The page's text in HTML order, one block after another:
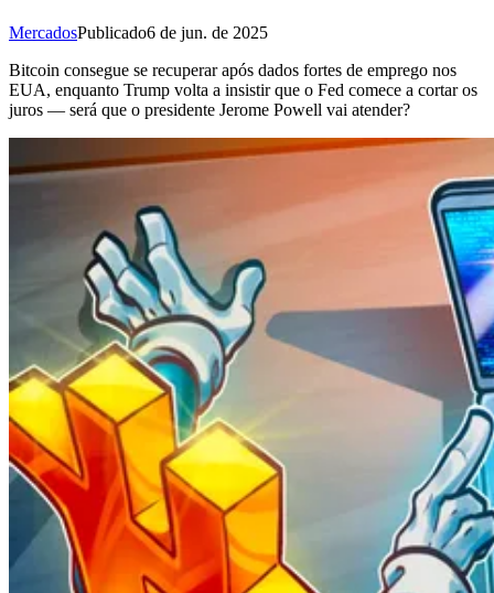
MercadosPublicado6 de jun. de 2025
Bitcoin consegue se recuperar após dados fortes de emprego nos
EUA, enquanto Trump volta a insistir que o Fed comece a cortar os
juros — será que o presidente Jerome Powell vai atender?